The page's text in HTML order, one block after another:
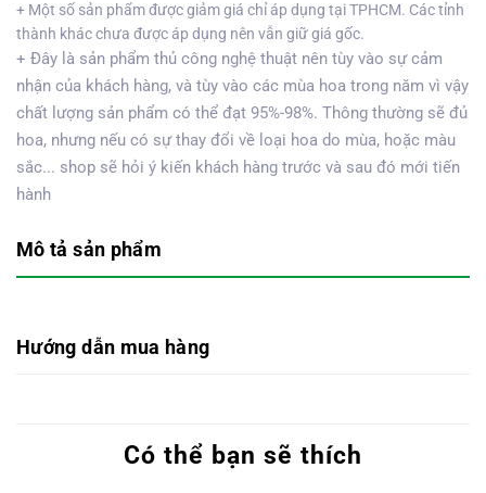
+ Một số sản phẩm được giảm giá chỉ áp dụng tại TPHCM. Các tỉnh
thành khác chưa được áp dụng nên vẫn giữ giá gốc.
+ Đây là sản phẩm thủ công nghệ thuật nên tùy vào sự cảm
nhận của khách hàng, và tùy vào các mùa hoa trong năm vì vậy
chất lượng sản phẩm có thể đạt 95%-98%. Thông thường sẽ đủ
hoa, nhưng nếu có sự thay đổi về loại hoa do mùa, hoặc màu
sắc... shop sẽ hỏi ý kiến khách hàng trước và sau đó mới tiến
hành
Mô tả sản phẩm
Hướng dẫn mua hàng
Có thể bạn sẽ thích